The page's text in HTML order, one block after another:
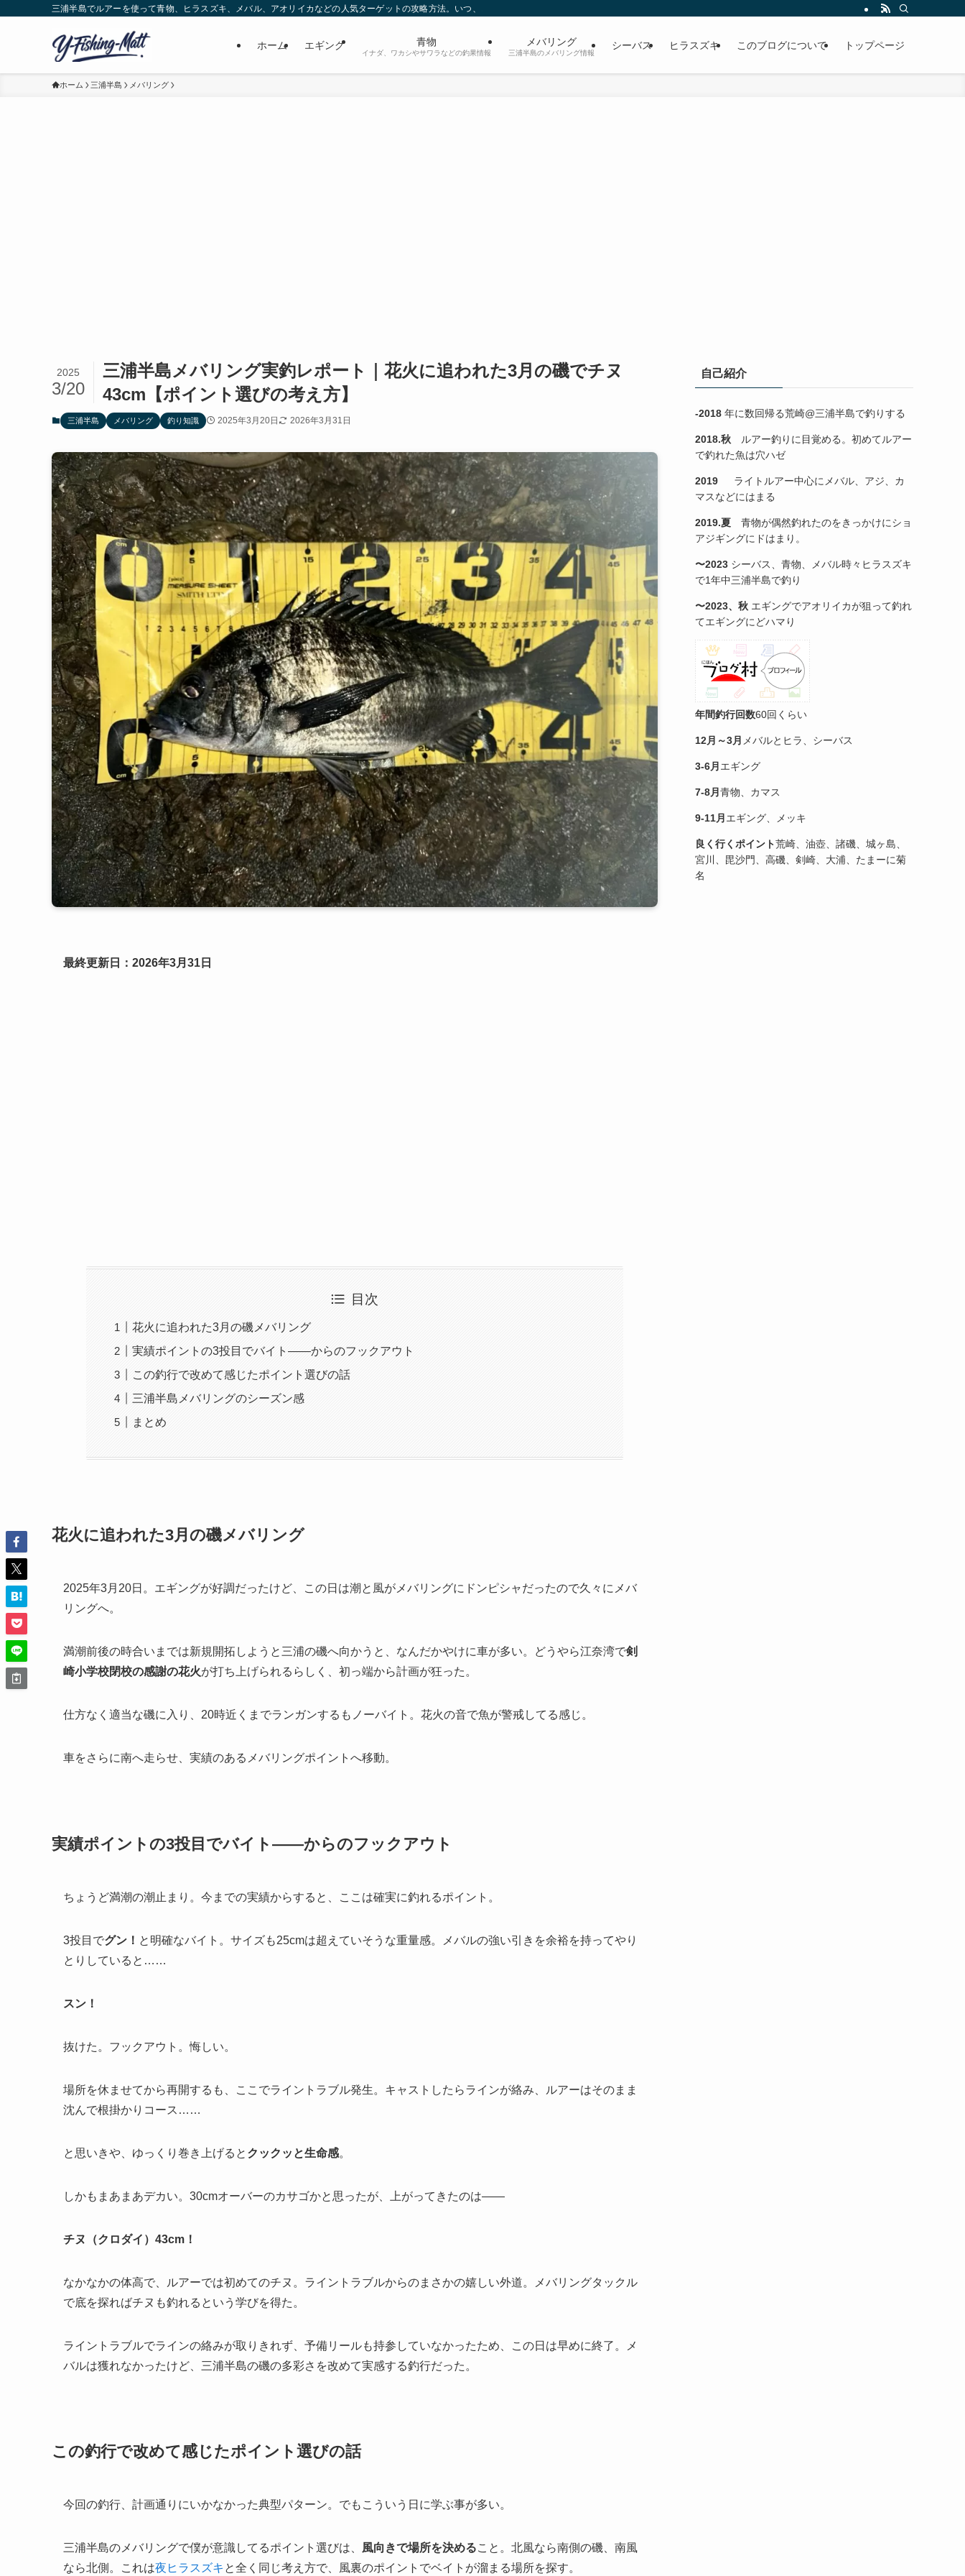
三浦半島でルアーを使って青物、ヒラスズキ、メバル、アオリイカなどの人気ターゲットの攻略方法。いつ、どのポイントでどんなタイミング、どんな考え方で魚を釣るのか、三浦半島の磯縛りで週１回、高確率で釣果を出し続
ホーム エギング 青物
イナダ、ワカシやサワラなどの釣果情報
メバリング
三浦半島のメバリング情報
シーバス ヒラスズキ このブログについて トップページ
ホーム 三浦半島 メバリング
三浦半島メバリング実釣レポート｜花火に追われた3月の磯でチヌ
43cm【ポイント選びの考え方】
2025
3/20
三浦半島 メバリング 釣り知識 2025年3月20日 2026年3月31日
最終更新日：2026年3月31日
目次
花火に追われた3月の磯メバリング
実績ポイントの3投目でバイト——からのフックアウト
この釣行で改めて感じたポイント選びの話
三浦半島メバリングのシーズン感
まとめ
花火に追われた3月の磯メバリング
2025年3月20日。エギングが好調だったけど、この日は潮と風がメバリングにドンピシャだったので久々にメバ
リングへ。
満潮前後の時合いまでは新規開拓しようと三浦の磯へ向かうと、なんだかやけに車が多い。どうやら江奈湾で剣
崎小学校閉校の感謝の花火が打ち上げられるらしく、初っ端から計画が狂った。
仕方なく適当な磯に入り、20時近くまでランガンするもノーバイト。花火の音で魚が警戒してる感じ。
車をさらに南へ走らせ、実績のあるメバリングポイントへ移動。
実績ポイントの3投目でバイト——からのフックアウト
ちょうど満潮の潮止まり。今までの実績からすると、ここは確実に釣れるポイント。
3投目でグン！ と明確なバイト。サイズも25cmは超えていそうな重量感。メバルの強い引きを余裕を持ってやり
とりしていると……
スン！
抜けた。フックアウト。悔しい。
場所を休ませてから再開するも、ここでライントラブル発生。キャストしたらラインが絡み、ルアーはそのまま
沈んで根掛かりコース……
と思いきや、ゆっくり巻き上げると クックッと生命感。
しかもまあまあデカい。30cmオーバーのカサゴかと思ったが、上がってきたのは——
チヌ（クロダイ）43cm！
なかなかの体高で、ルアーでは初めてのチヌ。ライントラブルからのまさかの嬉しい外道。メバリングタックル
で底を探ればチヌも釣れるという学びを得た。
ライントラブルでラインの絡みが取りきれず、予備リールも持参していなかったため、この日は早めに終了。メ
バルは獲れなかったけど、三浦半島の磯の多彩さを改めて実感する釣行だった。
この釣行で改めて感じたポイント選びの話
今回の釣行、計画通りにいかなかった典型パターン。でもこういう日に学ぶ事が多い。
三浦半島のメバリングで僕が意識してるポイント選びは、 風向きで場所を決めること。北風なら南側の磯、南風
なら北側。これは夜ヒラスズキ と全く同じ考え方で、風裏のポイントでベイトが溜まる場所を探す。
自己紹介
-2018 年に数回帰る荒崎@三浦半島で釣りする
2018.秋 ルアー釣りに目覚める。初めてルアー
で釣れた魚は穴ハゼ
2019 ライトルアー中心にメバル、アジ、カ
マスなどにはまる
2019.夏 青物が偶然釣れたのをきっかけにショ
アジギングにドはまり。
〜2023 シーバス、青物、メバル時々ヒラスズキ
で1年中三浦半島で釣り
〜2023、秋 エギングでアオリイカが狙って釣れ
てエギングにどハマり
年間釣行回数60回くらい
12月～3月 メバルとヒラ、シーバス
3-6月 エギング
7-8月 青物、カマス
9-11月 エギング、メッキ
良く行くポイント荒崎、油壺、諸磯、城ヶ島、
宮川、毘沙門、高磯、剣崎、大浦、たまーに菊
名